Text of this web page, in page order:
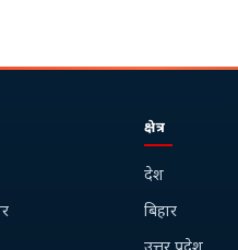
क्षेत्र
देश
बिहार